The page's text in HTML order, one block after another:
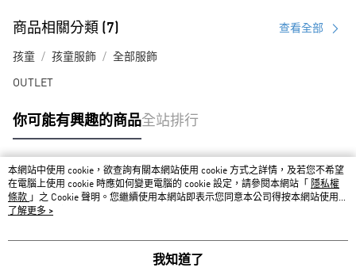
商品相關分類 (7) 查看全部
孩童 孩童服飾 全部服飾
OUTLET
你可能有興趣的商品全站排行
熱門標籤
本網站中使用 cookie，欲查詢有關本網站使用 cookie 方式之詳情，及若您不希望
在電腦上使用 cookie 時應如何變更電腦的 cookie 設定，請參閱本網站「
隱私權
條款 」之 Cookie 聲明。您繼續使用本網站即表示您同意本公司得按本網站使用條
款之 Cookie 聲明使用 cookie。
了解更多 >
我知道了